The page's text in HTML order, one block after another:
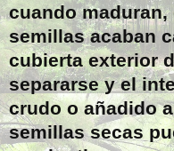
cuando
semillas acaban
cubierta exterior
separarse y el
crudo o añadido
semillas secas